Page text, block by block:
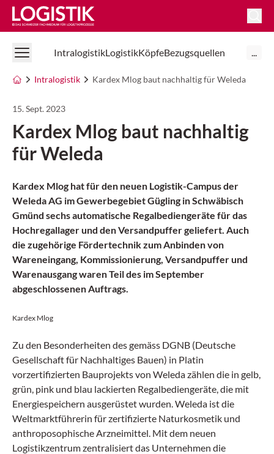
Logistik Online
IntralogistikLogistikKöpfeBezugsquellen ...
Intralogistik Kardex Mlog baut nachhaltig für Weleda
15. Sept. 2023
Kardex Mlog baut nachhaltig
für Weleda
Kardex Mlog hat für den neuen Logistik-Campus der
Weleda AG im Gewerbegebiet Gügling in Schwäbisch
Gmünd sechs automatische Regalbediengeräte für das
Hochregallager und den Versandpuffer geliefert. Auch
die zugehörige Fördertechnik zum Anbinden von
Wareneingang, Kommissionierung, Versandpuffer und
Warenausgang waren Teil des im September
abgeschlossenen Auftrags.
Kardex Mlog
Zu den Besonderheiten des gemäss DGNB (Deutsche
Gesellschaft für Nachhaltiges Bauen) in Platin
vorzertifizierten Bauprojekts von Weleda zählen die in gelb,
grün, pink und blau lackierten Regalbediengeräte, die mit
Energiespeichern ausgerüstet wurden. Weleda ist die
Weltmarktführerin für zertifizierte Naturkosmetik und
anthroposophische Arzneimittel. Mit dem neuen
Logistikzentrum zentralisiert das Unternehmen die